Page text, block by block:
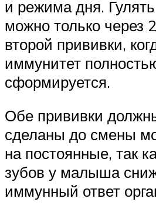
и режима дня.
можно только через
второй прививки,
иммунитет
сформируется.
Обе прививки
сделаны до смены
на постоянные, так
зубов у малыша
иммунный ответ